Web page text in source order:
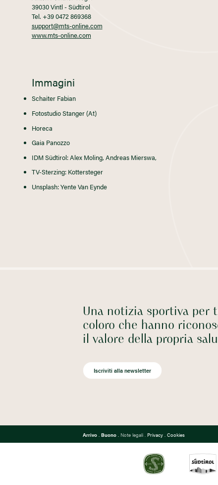
39030 Vintl - Südtirol
Tel. +39 0472 869368
support@mts-online.com
www.mts-online.com
Immagini
Schaiter Fabian
Fotostudio Stanger (At)
Horeca
Gaia Panozzo
IDM Südtirol: Alex Moling, Andreas Mierswa,
TV-Sterzing: Kottersteger
Unsplash: Yente Van Eynde
Una notizia sportiva per
coloro che hanno
il valore della propria
Iscriviti alla newsletter
Arrivo Buono Note legali Privacy Cookies